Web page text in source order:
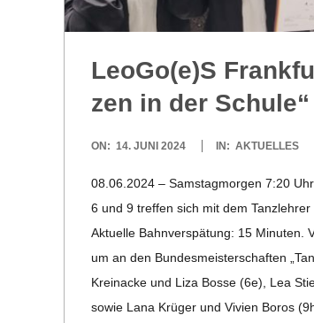
L
D
S
C
H
M
LeoGo(e)S
zen in der Schule“
2024-
ON: 14. JUNI 2024 IN: AKTUELLES
08.06.2024 – Sams­tag­mor­gen 7:20
6 und 9 tref­fen sich mit dem
Aktu­elle Bahn­ver­spä­tung: 15 Minu­ten.
um an den Bun­des­meis­ter­schaf­ten
Krein­acke und Liza Bosse (6e), Lea
sowie Lana Krü­ger und Vivien Boros